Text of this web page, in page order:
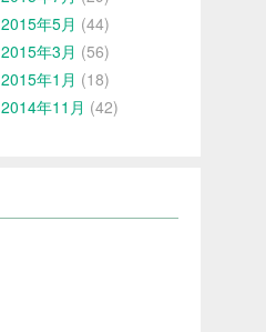
2015年5月 (44)
2015年3月 (56)
2015年1月 (18)
2014年11月 (42)